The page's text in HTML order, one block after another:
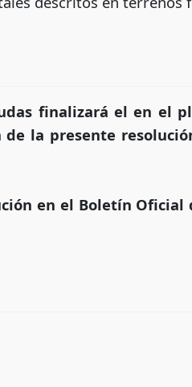
finalizará el en el
la presente
en el Boletín Oficial